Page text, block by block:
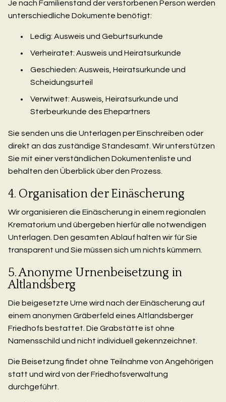
Je nach Familienstand der verstorbenen Person werden
unterschiedliche Dokumente benötigt:
Ledig: Ausweis und Geburtsurkunde
Verheiratet: Ausweis und Heiratsurkunde
Geschieden: Ausweis, Heiratsurkunde und
Scheidungsurteil
Verwitwet: Ausweis, Heiratsurkunde und
Sterbeurkunde des Ehepartners
Sie senden uns die Unterlagen per Einschreiben oder
direkt an das zuständige Standesamt. Wir unterstützen
Sie mit einer verständlichen Dokumentenliste und
behalten den Überblick über den Prozess.
4. Organisation der Einäscherung
Wir organisieren die Einäscherung in einem regionalen
Krematorium und übergeben hierfür alle notwendigen
Unterlagen. Den gesamten Ablauf halten wir für Sie
transparent und Sie müssen sich um nichts kümmern.
5. Anonyme Urnenbeisetzung in
Altlandsberg
Die beigesetzte Urne wird nach der Einäscherung auf
einem anonymen Gräberfeld eines Altlandsberger
Friedhofs bestattet. Die Grabstätte ist ohne
Namensschild und nicht individuell gekennzeichnet.
Die Beisetzung findet ohne Teilnahme von Angehörigen
statt und wird von der Friedhofsverwaltung
durchgeführt.